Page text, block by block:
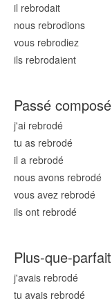
il rebrodait
nous rebrodions
vous rebrodiez
ils rebrodaient
Passé composé
j'ai rebrodé
tu as rebrodé
il a rebrodé
nous avons rebrodé
vous avez rebrodé
ils ont rebrodé
Plus-que-parfait
j'avais rebrodé
tu avais rebrodé